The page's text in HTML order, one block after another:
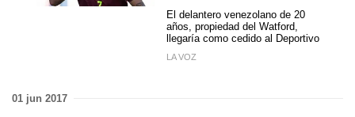
El delantero venezolano de 20
años, propiedad del Watford,
llegaría como cedido al Deportivo
LA VOZ
01 jun 2017